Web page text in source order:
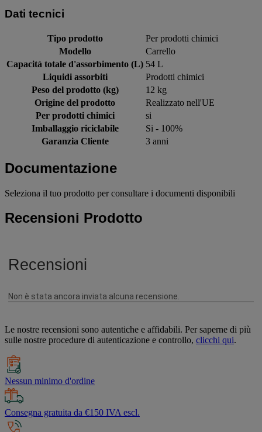
Dati tecnici
Tipo prodotto
Per prodotti chimici
Modello
Carrello
Capacità totale d'assorbimento (L) 54 L
Liquidi assorbiti
Prodotti chimici
Peso del prodotto (kg)
12 kg
Origine del prodotto
Realizzato nell'UE
Per prodotti chimici
si
Imballaggio riciclabile
Si - 100%
Garanzia Cliente
3 anni
Documentazione
Seleziona il tuo prodotto per consultare i documenti disponibili
Recensioni Prodotto
Le nostre recensioni sono autentiche e affidabili. Per saperne di più
sulle nostre procedure di autenticazione e controllo, clicchi qui.
Nessun minimo d'ordine
Consegna gratuita da €150 IVA escl.